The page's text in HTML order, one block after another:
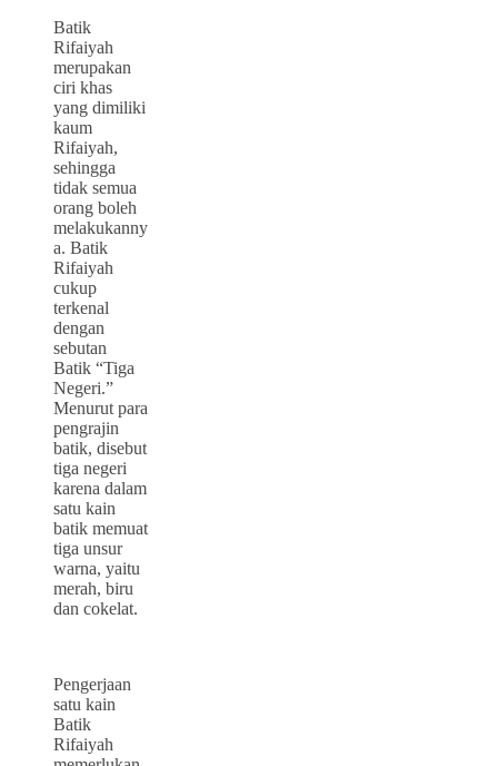
Batik
Rifaiyah
merupakan
ciri khas
yang dimiliki
kaum
Rifaiyah,
sehingga
tidak semua
orang boleh
melakukanny
a. Batik
Rifaiyah
cukup
terkenal
dengan
sebutan
Batik “Tiga
Negeri.”
Menurut para
pengrajin
batik, disebut
tiga negeri
karena dalam
satu kain
batik memuat
tiga unsur
warna, yaitu
merah, biru
dan cokelat.
Pengerjaan
satu kain
Batik
Rifaiyah